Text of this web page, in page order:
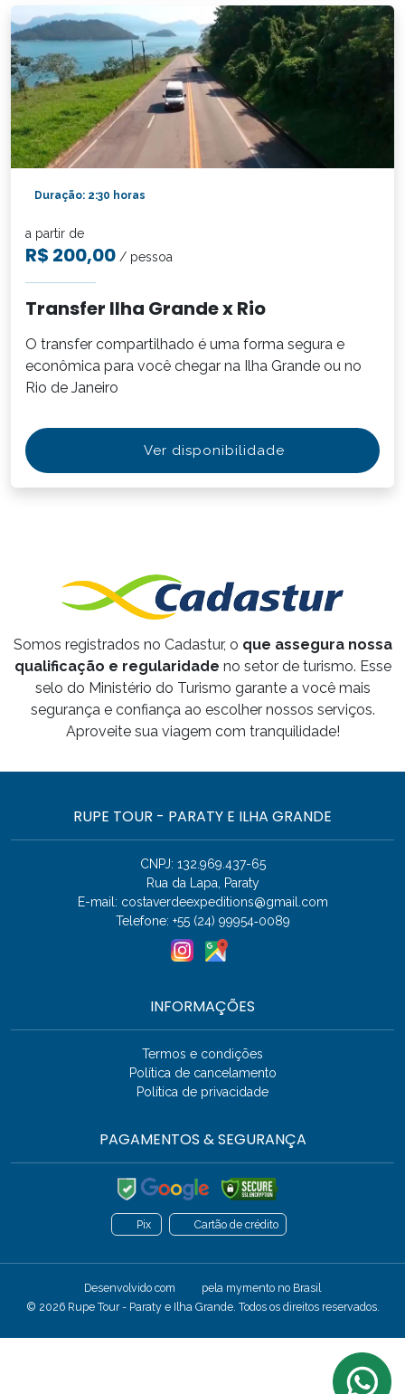
Duração: 2:30 horas
a partir de
R$ 200,00 / pessoa
Transfer Ilha Grande x Rio
O transfer compartilhado é uma forma segura e
econômica para você chegar na Ilha Grande ou no
Rio de Janeiro
Ver disponibilidade
Somos registrados no Cadastur, o que assegura nossa
qualificação e regularidade no setor de turismo. Esse
selo do Ministério do Turismo garante a você mais
segurança e confiança ao escolher nossos serviços.
Aproveite sua viagem com tranquilidade!
RUPE TOUR - PARATY E ILHA GRANDE
CNPJ: 132.969.437-65
Rua da Lapa, Paraty
E-mail: costaverdeexpeditions@gmail.com
Telefone: +55 (24) 99954‑0089
INFORMAÇÕES
Termos e condições
Política de cancelamento
Política de privacidade
PAGAMENTOS & SEGURANÇA
Pix Cartão de crédito
Desenvolvido com pela mymento no Brasil
© 2026 Rupe Tour - Paraty e Ilha Grande. Todos os direitos reservados.